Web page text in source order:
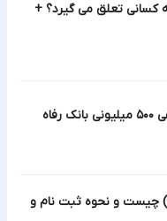
۱۴۰۴ به چه کسانی تعلق می گیرد؟ +
چیست و نحوه ثبت نام و